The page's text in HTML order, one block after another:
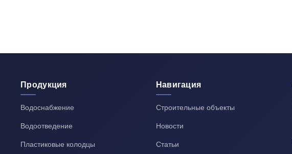
Продукция
Водоснабжение
Водоотведение
Пластиковые колодцы
Навигация
Строительные объекты
Новости
Статьи